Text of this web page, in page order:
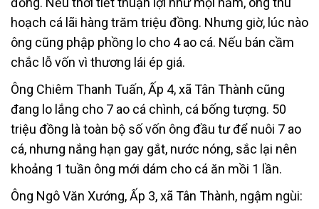
hoạch cá lãi hàng trăm triệu đồng. Nhưng giờ, lúc nào
ông cũng phập phồng lo cho 4 ao cá. Nếu bán cầm
chắc lỗ vốn vì thương lái ép giá.
Ông Chiêm Thanh Tuấn, Ấp 4, xã Tân Thành cũng
đang lo lắng cho 7 ao cá chình, cá bống tượng. 50
triệu đồng là toàn bộ số vốn ông đầu tư để nuôi 7 ao
cá, nhưng nắng hạn gay gắt, nước nóng, sắc lại nên
khoảng 1 tuần ông mới dám cho cá ăn mồi 1 lần.
Ông Ngô Văn Xướng, Ấp 3, xã Tân Thành, ngậm ngùi: